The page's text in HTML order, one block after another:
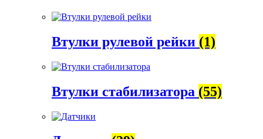
Втулки рулевой рейки (1)
Втулки стабилизатора (55)